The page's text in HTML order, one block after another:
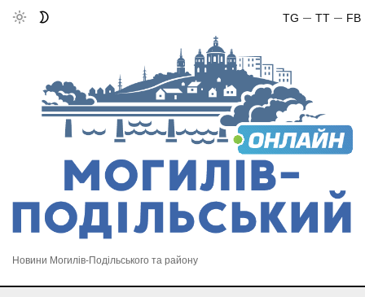
FB
TT
TG
Новини Могилів-Подільського та району